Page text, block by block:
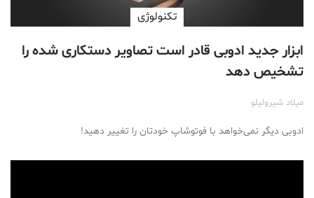
تکنولوژی
ابزار جدید ادوبی قادر است تصاویر دستکاری شده را
تشخیص دهد
میلاد شیرولیلو
ادوبی دیگر نمی‌خواهد با فوتوشاپ خودتان را تغییر دهید!